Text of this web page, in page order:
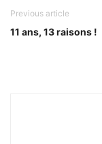
Previous article
11 ans, 13 raisons !